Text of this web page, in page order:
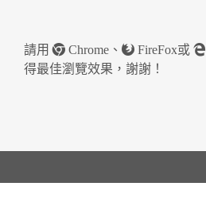
請用 Chrome 、 FireFox或
得最佳瀏覽效果，謝謝！